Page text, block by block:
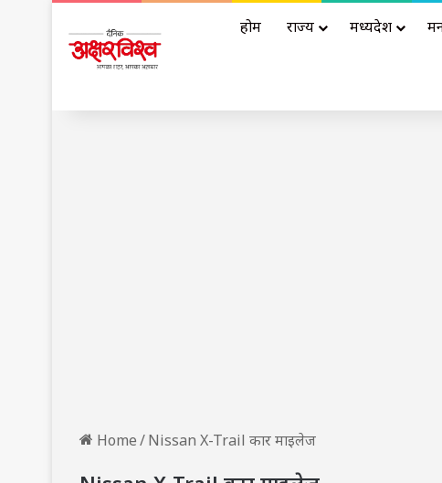
होम राज्य मध्यप्रदेश
Home/Nissan X-Trail कार माइलेज